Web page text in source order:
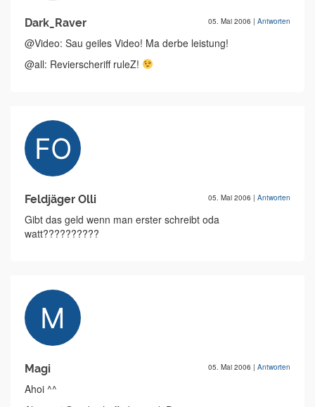
Dark_Raver 05. Mai 2006 | Antworten
@Video: Sau geiles Video! Ma derbe leistung!
@all: Revierscheriff ruleZ!
Feldjäger Olli 05. Mai 2006 | Antworten
Gibt das geld wenn man erster schreibt oda
watt??????????
Magi 05. Mai 2006 | Antworten
Ahoi ^^